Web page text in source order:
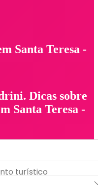
Santa Teresa -
Dicas sobre
Santa Teresa -